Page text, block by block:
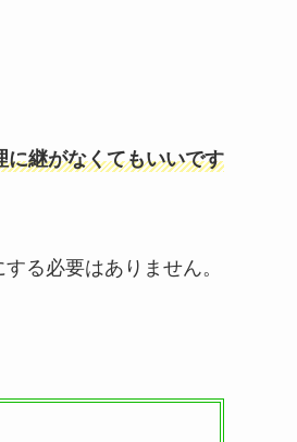
に継がなくてもいいです
る必要はありません。